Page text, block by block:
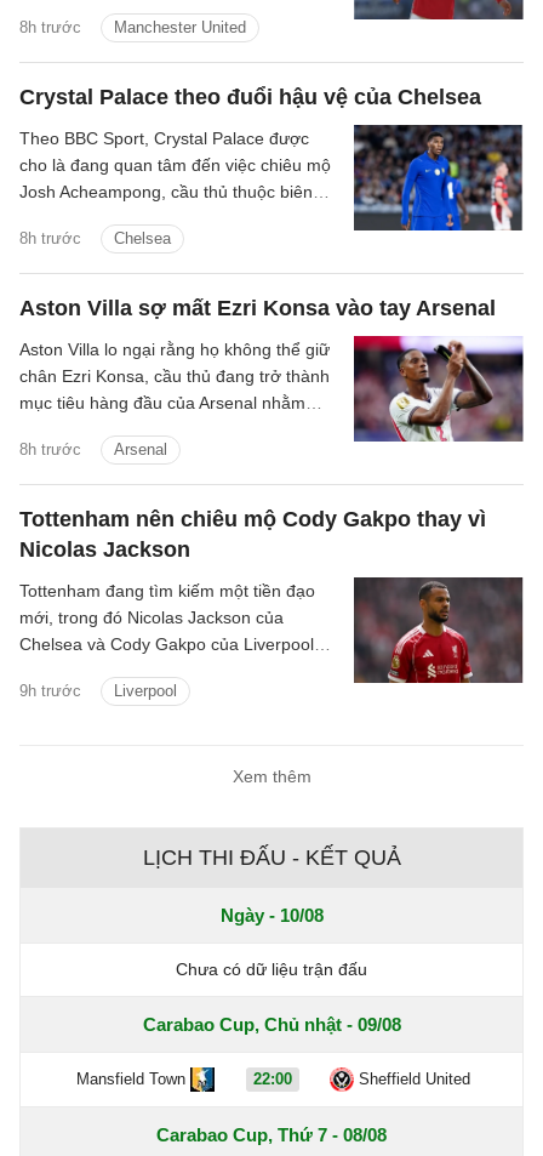
8h trước Manchester United
2026.
Crystal Palace theo đuổi hậu vệ của Chelsea
8h trước Chelsea
Theo BBC Sport, Crystal Palace được
cho là đang quan tâm đến việc chiêu mộ
Josh Acheampong, cầu thủ thuộc biên
Aston Villa sợ mất Ezri Konsa vào tay Arsenal
8h trước Arsenal
Aston Villa lo ngại rằng họ không thể giữ
chân Ezri Konsa, cầu thủ đang trở thành
mục tiêu hàng đầu của Arsenal nhằm
Tottenham nên chiêu mộ Cody Gakpo thay vì
Nicolas Jackson
9h trước Liverpool
Tottenham đang tìm kiếm một tiền đạo
mới, trong đó Nicolas Jackson của
Chelsea và Cody Gakpo của Liverpool
của họ.
Xem thêm
LỊCH THI ĐẤU - KẾT QUẢ
Ngày - 10/08
Chưa có dữ liệu trận đấu
Carabao Cup, Chủ nhật - 09/08
Mansfield Town 22:00 Sheffield United
Carabao Cup, Thứ 7 - 08/08